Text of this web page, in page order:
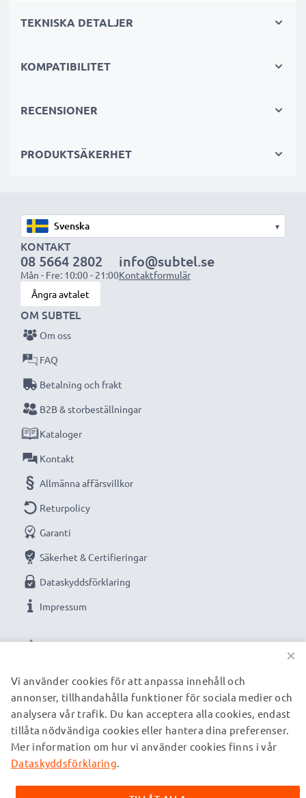
mer därtill. Det är därför de levereras med 3 års
Det hållbara valet
kvaliteten. Beställ nu!
TEKNISKA DETALJER
KOMPATIBILITET
RECENSIONER
PRODUKTSÄKERHET
▾
KONTAKT
08 5664 2802
Mån - Fre: 10:00 - 21:00
info@subtel.se
Kontaktformulär
Ångra avtalet
VÅRA BETALNINGSALTERNATIV
OM SUBTEL
Om oss
FAQ
Betalning och frakt
B2B & storbeställningar
Kataloger
Kontakt
Allmänna affärsvillkor
Returpolicy
Garanti
Säkerhet & Certifieringar
Dataskyddsförklaring
Impressum
VÅRA FRAKTPARTNERS
© subtel.se 2026
Alla priser är inklusive moms och exklusive fraktkostnader.
varumärken tillhörande deras ägare och anges på våra
×
Vi använder cookies för att anpassa innehåll och
annonser, tillhandahålla funktioner för sociala medier och
analysera vår trafik. Du kan acceptera alla cookies, endast
tillåta nödvändiga cookies eller hantera dina preferenser.
Mer information om hur vi använder cookies finns i vår
Dataskyddsförklaring.